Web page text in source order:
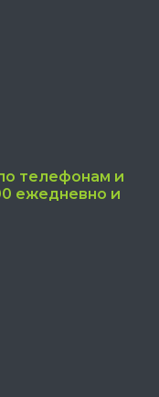
телефонам и
ежедневно и